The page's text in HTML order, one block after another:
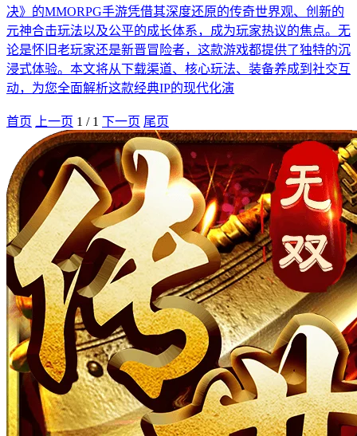
决》的MMORPG手游凭借其深度还原的传奇世界观、创新的
元神合击玩法以及公平的成长体系，成为玩家热议的焦点。无
论是怀旧老玩家还是新晋冒险者，这款游戏都提供了独特的沉
浸式体验。本文将从下载渠道、核心玩法、装备养成到社交互
动，为您全面解析这款经典IP的现代化演
首页 上一页 1 / 1 下一页 尾页